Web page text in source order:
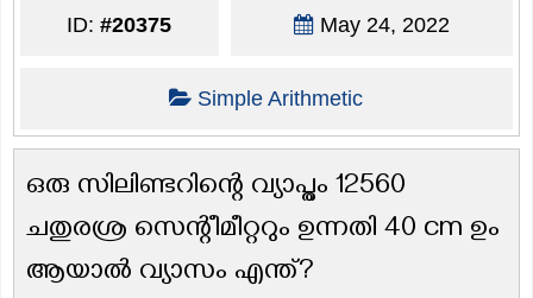
ID:#20375 May 24, 2022
Simple Arithmetic
ഒരു സിലിണ്ടറിന്റെ വ്യാപ്തം 12560
ചതുരശ്ര സെന്റീമീറ്ററും ഉന്നതി 40 cm ഉം
ആയാൽ വ്യാസം എന്ത്?